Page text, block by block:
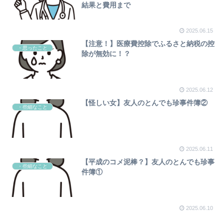
結果と費用まで
2025.06.15
・思ったこと
【注意！】医療費控除でふるさと納税の控
除が無効に！？
2025.06.12
・些細なこと
【怪しい女】友人のとんでも珍事件簿②
2025.06.11
・些細なこと
【平成のコメ泥棒？】友人のとんでも珍事
件簿①
2025.06.10